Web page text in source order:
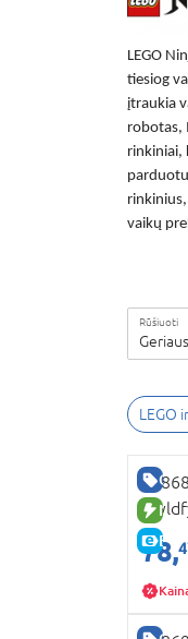
LEGO
tiesiog
įtraukia
robotas,
rinkiniai,
vaikų
Rūšiuoti
LEGO
E-
78,